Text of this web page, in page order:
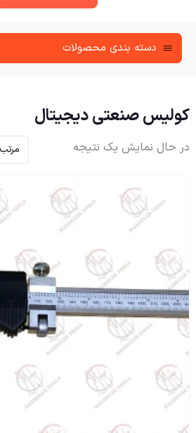
دسته‌ بندی محصولات
کولیس صنعتی دیجیتال
در حال نمایش یک نتیجه